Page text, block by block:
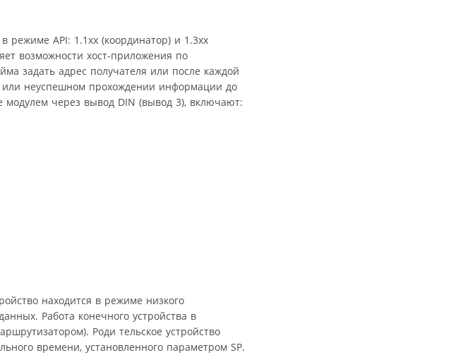
API: 1.1xx (координатор) и 1.3xx
возможности хост-приложения по
задать адрес получателя или после каждой
неуспешном прохождении информации до
через вывод DIN (вывод 3), включают:
находится в режиме низкого
Работа конечного устройства в
Роди тельское устройство
времени, установленного параметром SP.